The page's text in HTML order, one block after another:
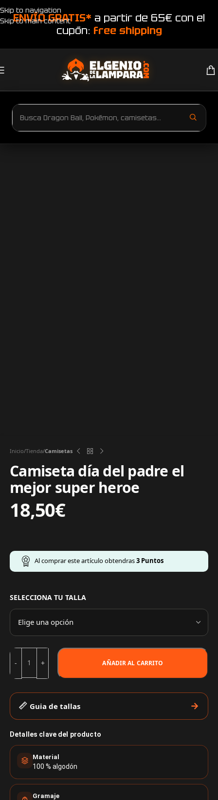
Skip to navigation
Skip to main content
ENVÍO GRATIS* a partir de 65€ con el
cupón: free shipping
Inicio Tienda Camisetas
Camiseta día del padre el
mejor super heroe
18,50€
Al comprar este artículo obtendras3 Puntos
SELECCIONA TU TALLA
AÑADIR AL CARRITO
Guia de tallas
Detalles clave del producto
Material
100 % algodón
Gramaje